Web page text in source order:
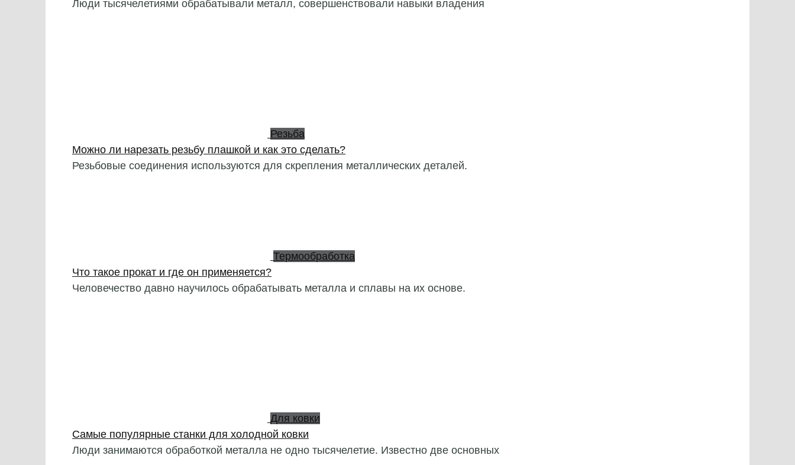
Люди тысячелетиями обрабатывали металл, совершенствовали навыки владения
Резьба
Можно ли нарезать резьбу плашкой и как это сделать?
Резьбовые соединения используются для скрепления металлических деталей.
Термообработка
Что такое прокат и где он применяется?
Человечество давно научилось обрабатывать металла и сплавы на их основе.
Для ковки
Самые популярные станки для холодной ковки
Люди занимаются обработкой металла не одно тысячелетие. Известно две основных